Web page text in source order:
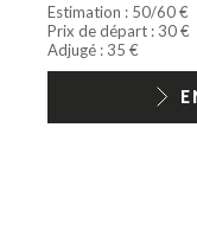
Estimation : 50/60 €
Prix de départ : 30 €
Adjugé : 35 €